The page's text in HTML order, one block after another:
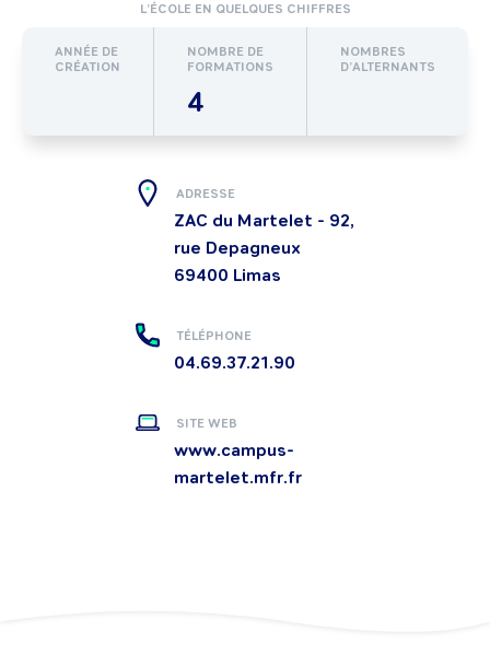
L’ÉCOLE EN QUELQUES CHIFFRES
ANNÉE DE
CRÉATION
NOMBRE DE
FORMATIONS
4
NOMBRES
D’ALTERNANTS
ADRESSE
ZAC du Martelet - 92,
rue Depagneux
69400 Limas
TÉLÉPHONE
04.69.37.21.90
SITE WEB
www.campus-
martelet.mfr.fr